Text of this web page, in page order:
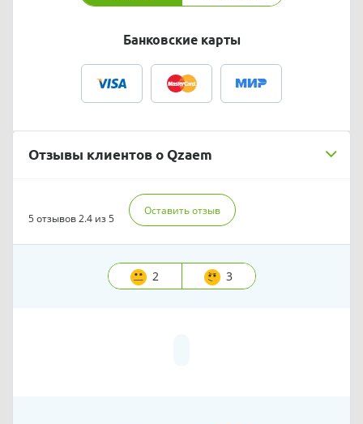
Банковские карты
Отзывы клиентов о Qzaem
5 отзывов2.4 из 5
Оставить отзыв
2 3